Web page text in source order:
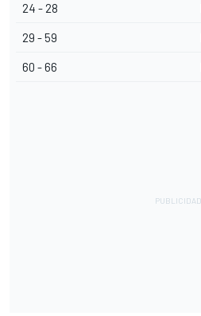
24 - 28
29 - 59
60 - 66